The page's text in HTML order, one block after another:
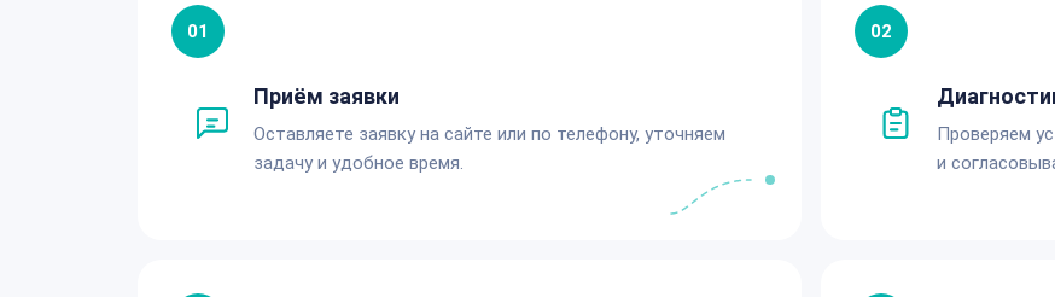
01
Приём заявки
Оставляете заявку на сайте или по телефону, уточняем
задачу и удобное время.
02
Проверяем
и